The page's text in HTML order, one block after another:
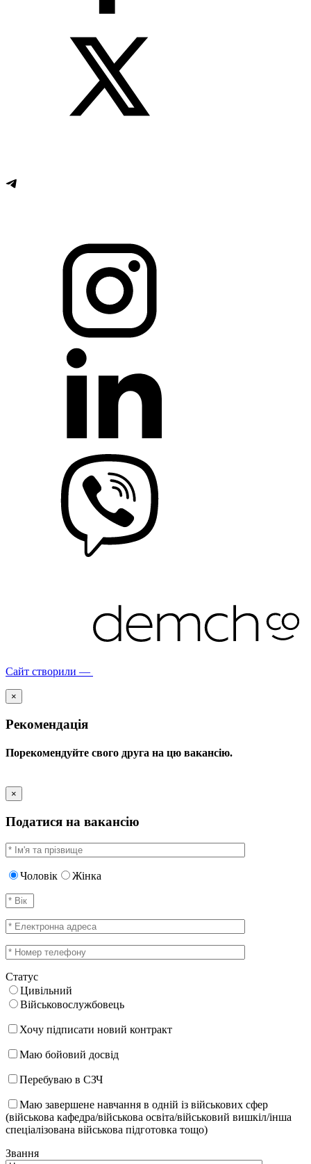
Сайт створили —
×
Рекомендація
Порекомендуйте свого друга на цю вакансію.
×
Податися на вакансію
Чоловік Жінка
Статус
Цивільний
Військовослужбовець
Хочу підписати новий контракт
Маю бойовий досвід
Перебуваю в СЗЧ
Маю завершене навчання в одній із військових сфер
(військова кафедра/військова освіта/військовий вишкіл/інша
спеціалізована військова підготовка тощо)
Звання